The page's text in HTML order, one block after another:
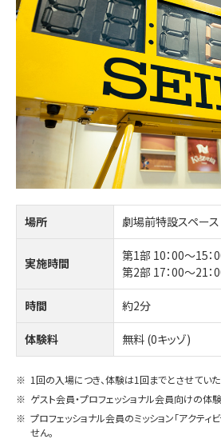
場所 劇場前特設スペース
実施時間
第1部 10：00～15：
第2部 17：00～21：
時間 約2分
体験料 無料 (0キッゾ)
※ 1回の入場につき、体験は1回までとさせていた
※ ゲスト会員・プロフェッショナル会員向けの体
※ プロフェッショナル会員のミッション「アクティ
せん。